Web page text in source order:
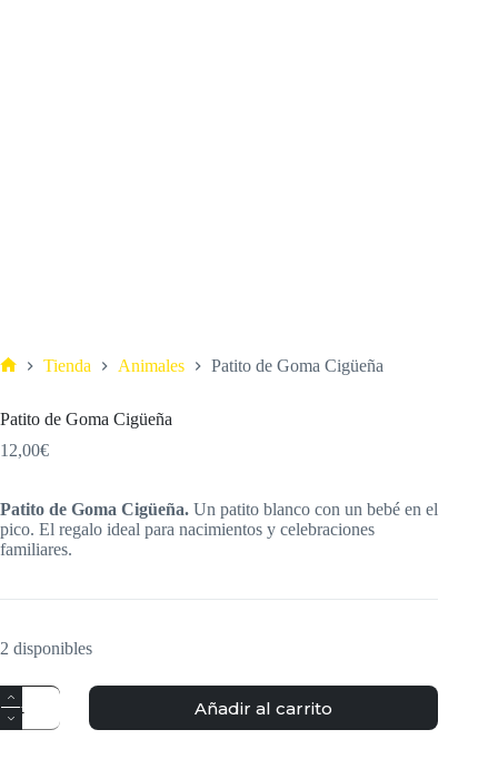
Tienda Animales Patito de Goma Cigüeña
Patito de Goma Cigüeña
12,00€
Patito de Goma Cigüeña. Un patito blanco con un bebé en el
pico. El regalo ideal para nacimientos y celebraciones
familiares.
2 disponibles
Añadir al carrito